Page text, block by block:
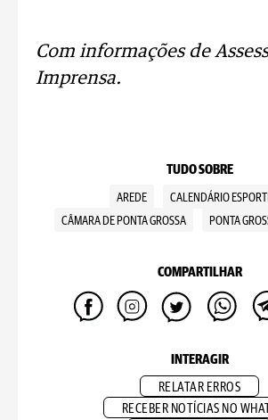
Com informações de
Imprensa.
TUDO SOBRE
AREDE
CALENDÁRIO
CÂMARA DE PONTA GROSSA
PONTA
COMPARTILHAR
INTERAGIR
RELATAR ERROS
RECEBER NOTÍCIAS NO